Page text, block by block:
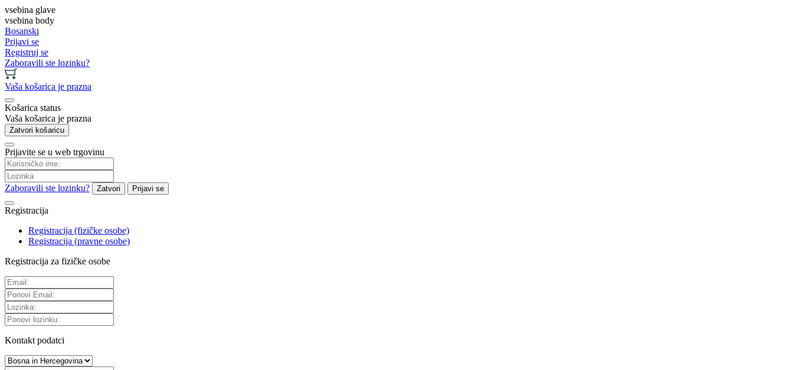
vsebina glave
vsebina body
Bosanski
Prijavi se
Registruj se
Zaboravili ste lozinku?
Vaša košarica je prazna
Košarica status
Vaša košarica je prazna
Zatvori košaricu
Prijavite se u web trgovinu
Zaboravili ste lozinku? Zatvori Prijavi se
Registracija
Registracija (fizičke osobe)
Registracija (pravne osobe)
Registracija za fizičke osobe
Kontakt podatci